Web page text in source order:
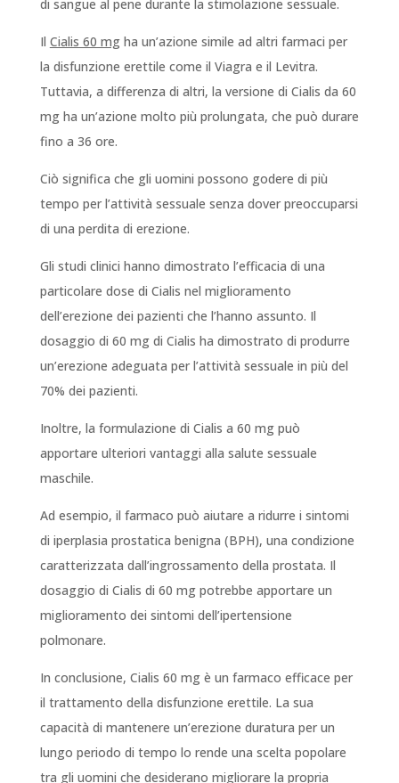
di sangue al pene durante la stimolazione sessuale.
Il Cialis 60 mgha un’azione simile ad altri farmaci per
la disfunzione erettile come il Viagra e il Levitra.
Tuttavia, a differenza di altri, la versione di Cialis da 60
mg ha un’azione molto più prolungata, che può durare
fino a 36 ore.
Ciò significa che gli uomini possono godere di più
tempo per l’attività sessuale senza dover preoccuparsi
di una perdita di erezione.
Gli studi clinici hanno dimostrato l’efficacia di una
particolare dose di Cialis nel miglioramento
dell’erezione dei pazienti che l’hanno assunto. Il
dosaggio di 60 mg di Cialis ha dimostrato di produrre
un’erezione adeguata per l’attività sessuale in più del
70% dei pazienti.
Inoltre, la formulazione di Cialis a 60 mg può
apportare ulteriori vantaggi alla salute sessuale
maschile.
Ad esempio, il farmaco può aiutare a ridurre i sintomi
di iperplasia prostatica benigna (BPH), una condizione
caratterizzata dall’ingrossamento della prostata. Il
dosaggio di Cialis di 60 mg potrebbe apportare un
miglioramento dei sintomi dell’ipertensione
polmonare.
In conclusione, Cialis 60 mg è un farmaco efficace per
il trattamento della disfunzione erettile. La sua
capacità di mantenere un’erezione duratura per un
lungo periodo di tempo lo rende una scelta popolare
tra gli uomini che desiderano migliorare la propria